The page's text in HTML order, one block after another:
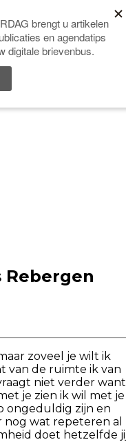
Rebergen
zoveel je wilt ik
van de ruimte ik van
niet verder want
je zien ik wil met je
ongeduldig zijn en
nog wat repeteren al
doet hetzelfde